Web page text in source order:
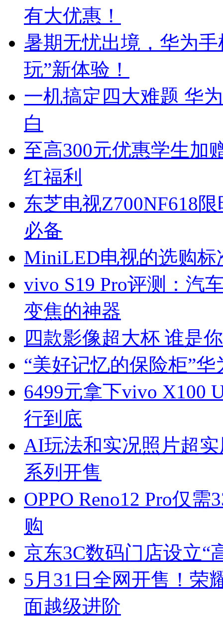
有大优惠！
暑期无忧出境，华为
玩”新体验！
一机搞定四大难题 华
白
至高300元优惠学生加
红福利
东芝电视Z700NF618
必备
MiniLED电视的选购
vivo S19 Pro评测：汽
变焦的神器
四款影像超大杯 谁是
“美好记忆的保险柜”
6499元拿下vivo X100
行到底
AI玩法和实况照片超实
系列开售
OPPO Reno12 Pro仅
购
京东3C数码门店设立“
5月31日全网开售！荣
面越级进阶